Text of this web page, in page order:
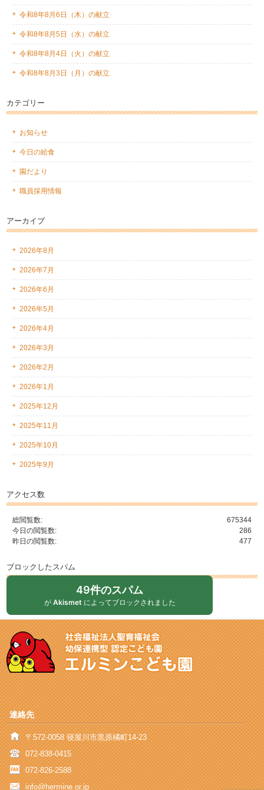
令和8年8月6日（木）の献立
令和8年8月5日（水）の献立
令和8年8月4日（火）の献立
令和8年8月3日（月）の献立
カテゴリー
お知らせ
今日の給食
園だより
職員採用情報
アーカイブ
2026年8月
2026年7月
2026年6月
2026年5月
2026年4月
2026年3月
2026年2月
2026年1月
2025年12月
2025年11月
2025年10月
2025年9月
アクセス数
675344
総閲覧数:
286
今日の閲覧数:
477
昨日の閲覧数:
ブロックしたスパム
49件のスパム
が Akismet によってブロックされました
連絡先
〒572-0058 寝屋川市黒原橘町14-23
072-838-0415
072-826-2588
info@hermine.or.jp